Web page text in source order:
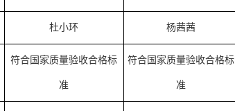
杜小环 杨茜茜
符合国家质量验收合格标
准
符合国家质量验收合格标
准